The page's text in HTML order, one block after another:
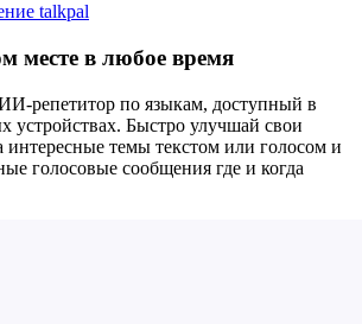
talkpal
месте в любое время
репетитор по языкам, доступный в
устройствах. Быстро улучшай свои
темы текстом или голосом и
голосовые сообщения где и когда